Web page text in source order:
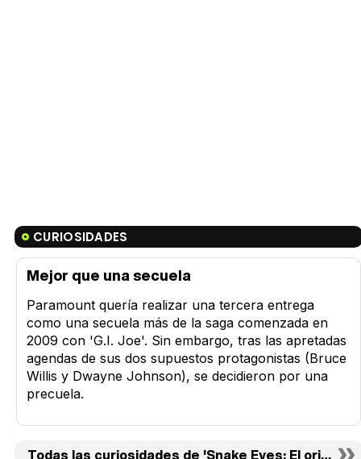
CURIOSIDADES
Mejor que una secuela
Paramount quería realizar una tercera entrega
como una secuela más de la saga comenzada en
2009 con 'G.I. Joe'. Sin embargo, tras las apretadas
agendas de sus dos supuestos protagonistas (Bruce
Willis y Dwayne Johnson), se decidieron por una
precuela.
Todas las curiosidades de 'Snake Eyes: El origen'